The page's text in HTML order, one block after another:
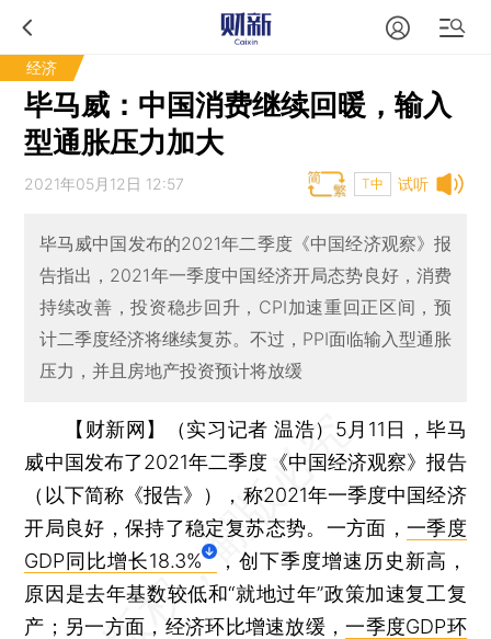
经济
毕马威：中国消费继续回暖，输入
型通胀压力加大
试听
2021年05月12日 12:57 T中
毕马威中国发布的2021年二季度《中国经济观察》报
告指出，2021年一季度中国经济开局态势良好，消费
持续改善，投资稳步回升，CPI加速重回正区间，预
计二季度经济将继续复苏。不过，PPI面临输入型通胀
压力，并且房地产投资预计将放缓
【财新网】（实习记者 温浩） 5月11日，毕马
威中国发布了2021年二季度《中国经济观察》报告
（以下简称《报告》），称2021年一季度中国经济
开局良好，保持了稳定复苏态势。一方面， 一季度
GDP同比增长18.3%
，创下季度增速历史新高，
原因是去年基数较低和“就地过年”政策加速复工复
产；另一方面，经济环比增速放缓，一季度GDP环